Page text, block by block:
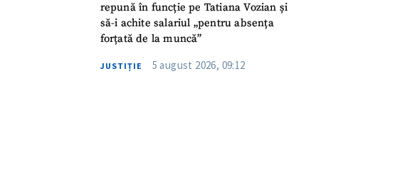
repună în funcție pe Tatiana Vozian și
să-i achite salariul „pentru absența
forțată de la muncă”
JUSTIȚIE 5 august 2026, 09:12